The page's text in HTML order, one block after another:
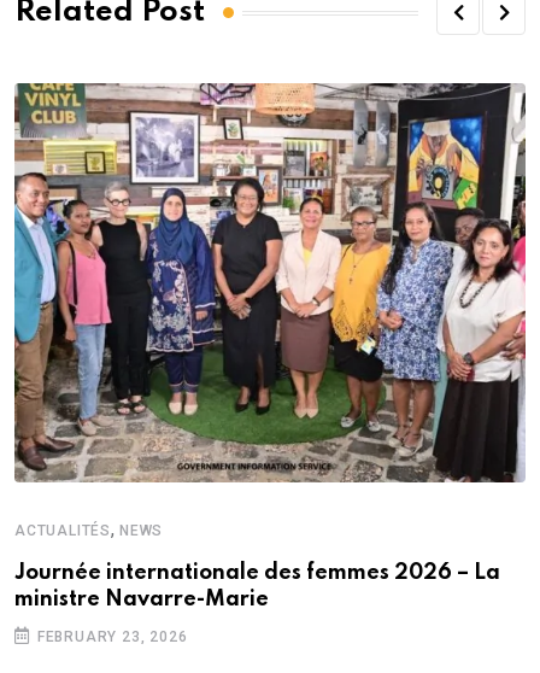
Related Post
ACTUALITÉS, NEWS
Journée internationale des femmes 2026 – La
ministre Navarre-Marie
FEBRUARY 23, 2026